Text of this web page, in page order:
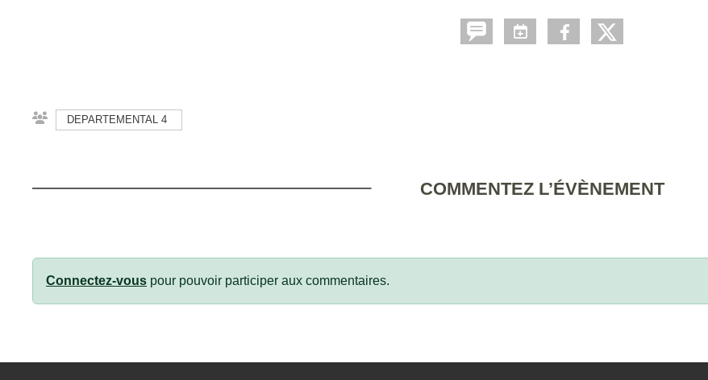
DEPARTEMENTAL 4
COMMENTEZ L’ÉVÈNEMENT
Connectez-vous pour pouvoir participer aux commentaires.